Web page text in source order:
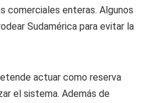
comerciales enteras. Algunos
Sudamérica para evitar la
actuar como reserva
el sistema. Además de